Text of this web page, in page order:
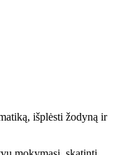
išplėsti žodyną ir